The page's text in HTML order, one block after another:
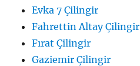
Evka 7 Çilingir
Fahrettin Altay Çilingir
Fırat Çilingir
Gaziemir Çilingir